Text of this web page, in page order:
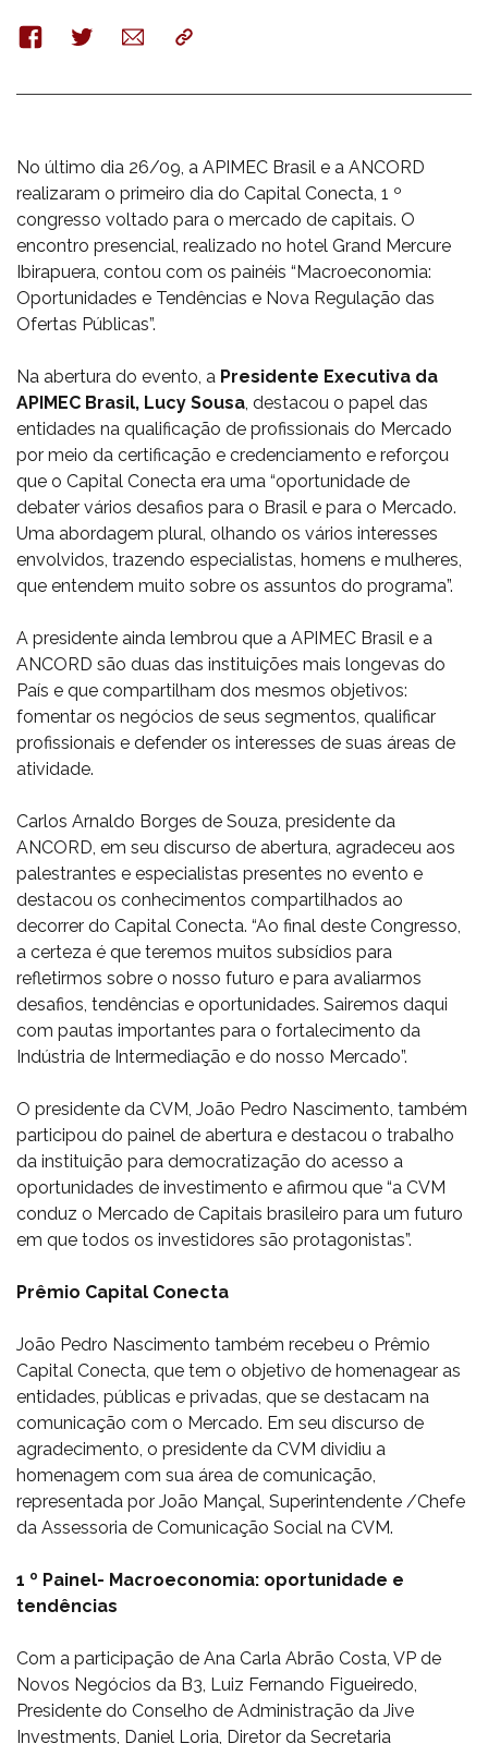
FacebookTwitterE-
mail
Copy
No último dia 26/09, a APIMEC Brasil e a ANCORD
realizaram o primeiro dia do Capital Conecta, 1 º
congresso voltado para o mercado de capitais. O
encontro presencial, realizado no hotel Grand Mercure
Ibirapuera, contou com os painéis “Macroeconomia:
Oportunidades e Tendências e Nova Regulação das
Ofertas Públicas”.
Na abertura do evento, a Presidente Executiva da
APIMEC Brasil, Lucy Sousa, destacou o papel das
entidades na qualificação de profissionais do Mercado
por meio da certificação e credenciamento e reforçou
que o Capital Conecta era uma “oportunidade de
debater vários desafios para o Brasil e para o Mercado.
Uma abordagem plural, olhando os vários interesses
envolvidos, trazendo especialistas, homens e mulheres,
que entendem muito sobre os assuntos do programa”.
A presidente ainda lembrou que a APIMEC Brasil e a
ANCORD são duas das instituições mais longevas do
País e que compartilham dos mesmos objetivos:
fomentar os negócios de seus segmentos, qualificar
profissionais e defender os interesses de suas áreas de
atividade.
Carlos Arnaldo Borges de Souza, presidente da
ANCORD, em seu discurso de abertura, agradeceu aos
palestrantes e especialistas presentes no evento e
destacou os conhecimentos compartilhados ao
decorrer do Capital Conecta. “Ao final deste Congresso,
a certeza é que teremos muitos subsídios para
refletirmos sobre o nosso futuro e para avaliarmos
desafios, tendências e oportunidades. Sairemos daqui
com pautas importantes para o fortalecimento da
Indústria de Intermediação e do nosso Mercado”.
O presidente da CVM, João Pedro Nascimento, também
participou do painel de abertura e destacou o trabalho
da instituição para democratização do acesso a
oportunidades de investimento e afirmou que “a CVM
conduz o Mercado de Capitais brasileiro para um futuro
em que todos os investidores são protagonistas”.
Prêmio Capital Conecta
João Pedro Nascimento também recebeu o Prêmio
Capital Conecta, que tem o objetivo de homenagear as
entidades, públicas e privadas, que se destacam na
comunicação com o Mercado. Em seu discurso de
agradecimento, o presidente da CVM dividiu a
homenagem com sua área de comunicação,
representada por João Mançal, Superintendente /Chefe
da Assessoria de Comunicação Social na CVM.
1 º Painel- Macroeconomia: oportunidade e
tendências
Com a participação de Ana Carla Abrão Costa, VP de
Novos Negócios da B3, Luiz Fernando Figueiredo,
Presidente do Conselho de Administração da Jive
Investments, Daniel Loria, Diretor da Secretaria